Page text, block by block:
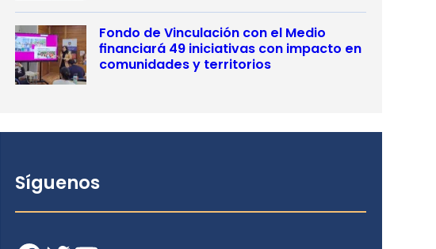
Fondo de Vinculación con el Medio
financiará 49 iniciativas con impacto en
comunidades y territorios
Síguenos